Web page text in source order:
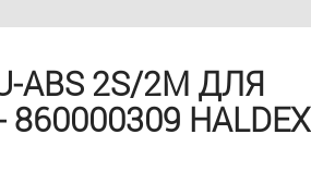
ABS 2S/2M ДЛЯ
HALDEX